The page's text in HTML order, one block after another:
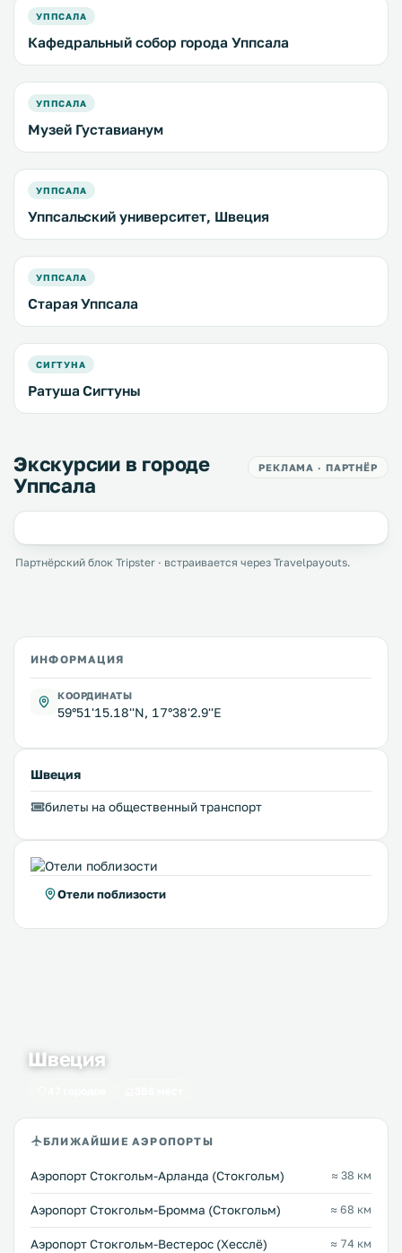
УППСАЛА
Кафедральный собор города Уппсала
УППСАЛА
Музей Густавианум
УППСАЛА
Уппсальский университет, Швеция
УППСАЛА
Старая Уппсала
СИГТУНА
Ратуша Сигтуны
Экскурсии в городе
Уппсала
РЕКЛАМА · ПАРТНЁР
Партнёрский блок Tripster · встраивается через Travelpayouts.
ИНФОРМАЦИЯ
КООРДИНАТЫ
59°51'15.18''N, 17°38'2.9''E
Швеция
билеты на общественный транспорт
Отели поблизости
Швеция
БЛИЖАЙШИЕ АЭРОПОРТЫ
Аэропорт Стокгольм-Арланда (Стокгольм) ≈ 38 км
Аэропорт Стокгольм-Бромма (Стокгольм) ≈ 68 км
Аэропорт Стокгольм-Вестерос (Хесслё)
≈ 74 км